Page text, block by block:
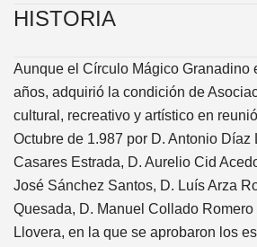
HISTORIA
Aunque el Círculo Mágico Granadino
años, adquirió la condición de
cultural, recreativo y artístico en
Octubre de 1.987 por D. Antonio Díaz
Casares Estrada, D. Aurelio Cid
José Sánchez Santos, D. Luís Arza
Quesada, D. Manuel Collado
Llovera, en la que se aprobaron los